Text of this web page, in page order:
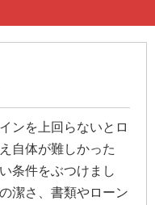
ンを上回らないとロ
自体が難しかった
条件をぶつけまし
潔さ、書類やローン